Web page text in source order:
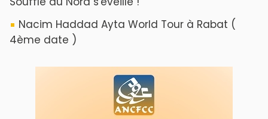
Nacim Haddad Ayta World Tour à Rabat (
4ème date )